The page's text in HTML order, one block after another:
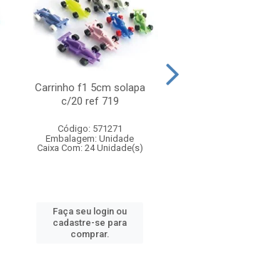
Carrinho f1 5cm solapa
c/20 ref 719
Código: 571271
Embalagem: Unidade
Caixa Com: 24 Unidade(s)
Faça seu login ou
cadastre-se para
comprar.